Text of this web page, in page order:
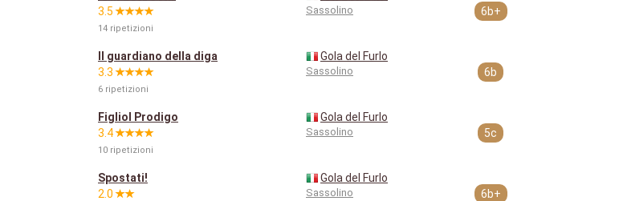
3.5
14 ripetizioni
Sassolino 6b+
Il guardiano della diga
3.3
6 ripetizioni
Gola del Furlo
Sassolino 6b
Figliol Prodigo
3.4
10 ripetizioni
Gola del Furlo
Sassolino 5c
Spostati!
2.0
Gola del Furlo
Sassolino 6b+